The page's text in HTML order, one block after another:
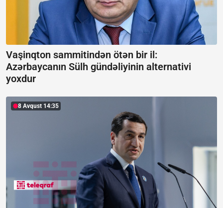
Vaşinqton sammitindən ötən bir il:
Azərbaycanın Sülh gündəliyinin alternativi
yoxdur
8 Avqust 14:35